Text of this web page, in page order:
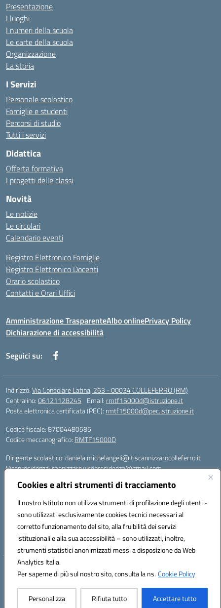
Cookies e altri strumenti di tracciamento
Il nostro Istituto non utilizza strumenti di profilazione degli utenti -
sono utilizzati esclusivamente cookies tecnici necessari al
corretto funzionamento del sito, alla fruibilità dei servizi
istituzionali e alla sua accessibilità – sono utilizzati, inoltre,
strumenti statistici anonimizzati messi a disposizione da Web
Analytics Italia.
Per saperne di più sul nostro sito, consulta la ns.Cookie Policy
Personalizza Rifiuta tutto Accettare tutto
Presentazione
I luoghi
I numeri della scuola
Le carte della scuola
Organizzazione
La storia
I Servizi
Personale scolastico
Famiglie e studenti
Percorsi di studio
Tutti i servizi
Didattica
Offerta formativa
I progetti delle classi
Novità
Le notizie
Le circolari
Calendario eventi
Registro Elettronico Famiglie
Registro Elettronico Docenti
Orario scolastico
Contatti e Orari Uffici
Amministrazione TrasparenteAlbo onlinePrivacy Policy
Dichiarazione di accessibilità
Seguici su:
Indirizzo:Via Consolare Latina, 263 - 00034 COLLEFERRO (RM)
Centralino:06121128245 Email: rmtf15000d@istruzione.it
Posta elettronica certificata (PEC): rmtf15000d@pec.istruzione.it
Codice fiscale: 87004480585
Codice meccanografico: RMTF15000D
Dirigente scolastico: daniela.michelangeli@itiscannizzarocolleferro.it
Vicepresidenza: cannizzaro.vicepresidenza@gmail.com
Supporto piattaforme DDI (creazione account e rigenerazione credenziali)
supporto_gsuite@itiscannizzarocolleferro.it
Microsoft Office 365 (Teams):
supporto_office365@cannizzaro.onmicrosoft.com
Hosting & Powered by 3D Solution S.r.l.
Concept & Design by Designers Italia